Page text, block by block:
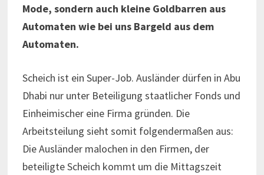
Mode, sondern auch kleine Goldbarren aus
Automaten wie bei uns Bargeld aus dem
Automaten.
Scheich ist ein Super-Job. Ausländer dürfen in Abu
Dhabi nur unter Beteiligung staatlicher Fonds und
Einheimischer eine Firma gründen. Die
Arbeitsteilung sieht somit folgendermaßen aus:
Die Ausländer malochen in den Firmen, der
beteiligte Scheich kommt um die Mittagszeit